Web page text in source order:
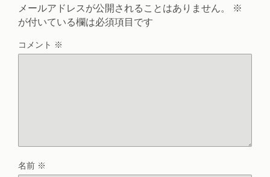
メールアドレスが公開されることはありません。
※
が付いている欄は必須項目です
コメント ※
名前 ※